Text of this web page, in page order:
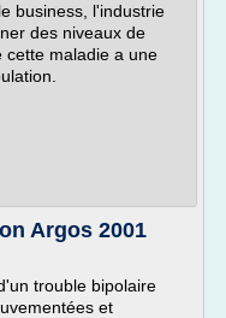
business, l'industrie
des niveaux de
cette maladie a une
Argos 2001
trouble bipolaire
et